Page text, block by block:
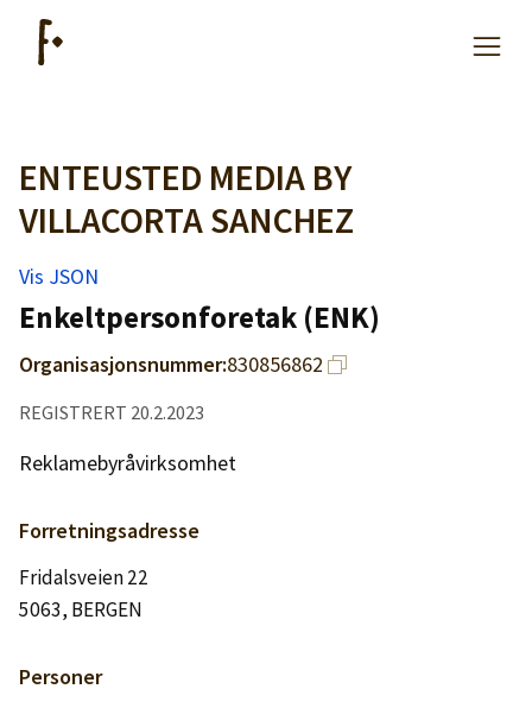
Artikler
Hjelp
Kjøpe lister
Priser
Logg inn
Lag konto
ENTEUSTED MEDIA BY
VILLACORTA SANCHEZ
Vis JSON
Enkeltpersonforetak (ENK)
Organisasjonsnummer:830856862
REGISTRERT 20.2.2023
Reklamebyråvirksomhet
Forretningsadresse
Fridalsveien 22
5063, BERGEN
Personer